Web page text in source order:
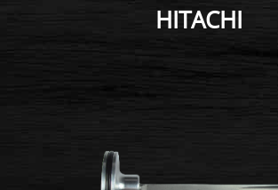
HITACHI